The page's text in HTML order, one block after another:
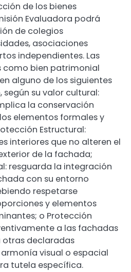
de los bienes
Evaluadora podrá
de colegios
asociaciones
independientes. Las
bien patrimonial
alguno de los siguientes
su valor cultural:
la conservación
elementos formales y
Estructural:
interiores que no alteren el
de la fachada;
resguarda la integración
con su entorno
respetarse
y elementos
o Protección
a las fachadas
otras declaradas
visual o espacial
tutela específica.